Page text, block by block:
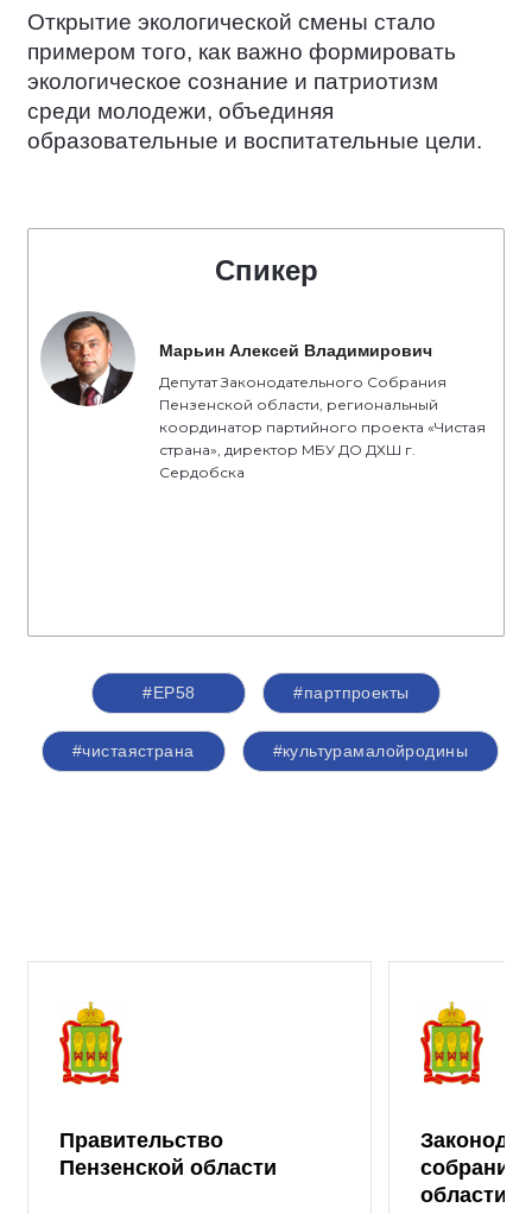
Открытие экологической смены стало
примером того, как важно формировать
экологическое сознание и патриотизм
среди молодежи, объединяя
образовательные и воспитательные цели.
Спикер
Марьин Алексей Владимирович
Депутат Законодательного Собрания
Пензенской области, региональный
координатор партийного проекта «Чистая
страна», директор МБУ ДО ДХШ г.
Сердобска
#ЕР58 #партпроекты
#чистаястрана #культурамалойродины
Правительство
Пензенской области
собрание
области